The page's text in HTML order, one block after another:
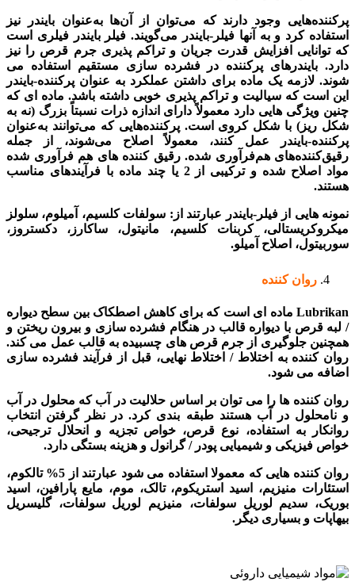
پرکننده‌هایی وجود دارند که می‌توان از آن‌ها به‌عنوان بایندر نیز
استفاده کرد و به آنها فیلر-بایندر می‌گویند. فیلر بایندر فیلری است
که توانایی افزایش قدرت جریان و تراکم پذیری جرم قرص را نیز
دارد. بایندرهای پرکننده در فشرده سازی مستقیم استفاده می
شوند. لازمه یک ماده برای داشتن عملکرد به عنوان پرکننده-بایندر
این است که سیالیت و تراکم پذیری خوبی داشته باشد. ماده ای که
چنین ویژگی هایی دارد معمولاً دارای اندازه ذرات نسبتاً بزرگ (نه به
شکل ریز) با شکل کروی است. پرکننده‌هایی که می‌توانند به‌عنوان
پرکننده-بایندر عمل کنند، معمولاً اصلاح می‌شوند، از جمله
رقیق‌کننده‌های هم‌فرآوری شده. رقیق کننده های هم فرآوری شده
مواد اصلاح شده و ترکیبی از 2 یا چند ماده با فرآیندهای مناسب
هستند.
نمونه هایی از فیلر-بایندر عبارتند از: سولفات کلسیم، آمیلوم، سلولز
میکروکریستالی، کربنات کلسیم، مانیتول، ساکارز، دکستروز،
سوربیتول، اصلاح آمیلو.
روان کننده
Lubrikan ماده ای است که برای کاهش اصطکاک بین سطح دیواره
/ لبه قرص با دیواره قالب در هنگام فشرده سازی و بیرون ریختن و
همچنین جلوگیری از جرم قرص های چسبیده به قالب عمل می کند.
روان کننده به اختلاط / اختلاط نهایی، قبل از فرآیند فشرده سازی
اضافه می شود.
روان کننده ها را می توان بر اساس حلالیت در آب که محلول در آب
و نامحلول در آب هستند طبقه بندی کرد. در نظر گرفتن انتخاب
روانکار به استفاده، نوع قرص، خواص تجزیه و انحلال ترجیحی،
خواص فیزیکی و شیمیایی پودر / گرانول و هزینه بستگی دارد.
روان کننده هایی که معمولا استفاده می شود عبارتند از 5% تالکوم،
استئارات منیزیم، اسید استریکوم، تالک، موم، مایع پارافین، اسید
بوریک، سدیم لوریل سولفات، منیزیم لوریل سولفات، گلیسریل
بیهاپات و بسیاری دیگر.